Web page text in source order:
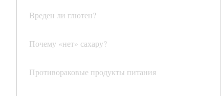
Вреден ли глютен?
Почему «нет» сахару?
Противораковые продукты питания